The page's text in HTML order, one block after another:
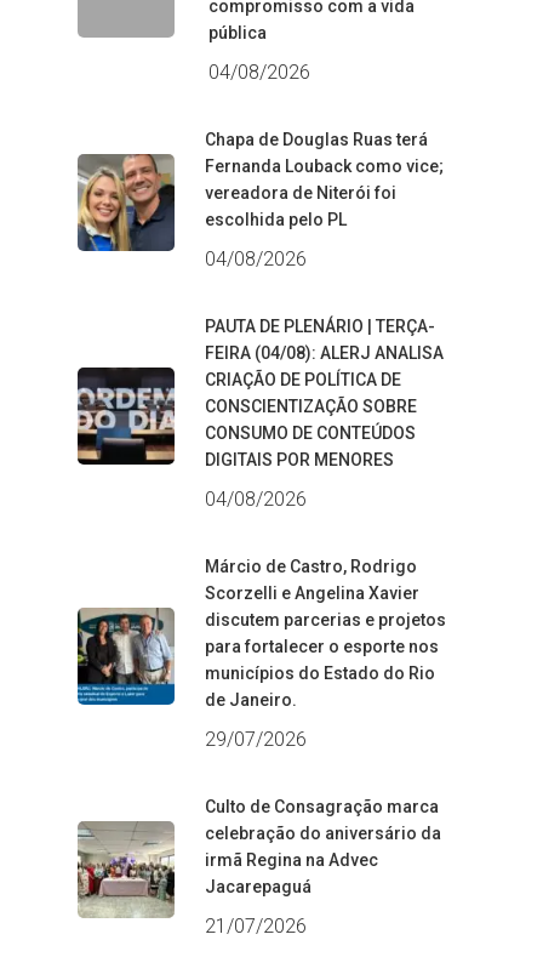
compromisso com a vida
pública
04/08/2026
Chapa de Douglas Ruas terá
Fernanda Louback como vice;
vereadora de Niterói foi
escolhida pelo PL
04/08/2026
PAUTA DE PLENÁRIO | TERÇA-
FEIRA (04/08): ALERJ ANALISA
CRIAÇÃO DE POLÍTICA DE
CONSCIENTIZAÇÃO SOBRE
CONSUMO DE CONTEÚDOS
DIGITAIS POR MENORES
04/08/2026
Márcio de Castro, Rodrigo
Scorzelli e Angelina Xavier
discutem parcerias e projetos
para fortalecer o esporte nos
municípios do Estado do Rio
de Janeiro.
29/07/2026
Culto de Consagração marca
celebração do aniversário da
irmã Regina na Advec
Jacarepaguá
21/07/2026